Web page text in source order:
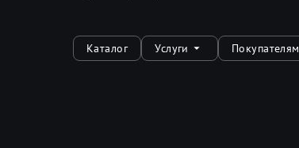
Каталог Услуги Покупателям